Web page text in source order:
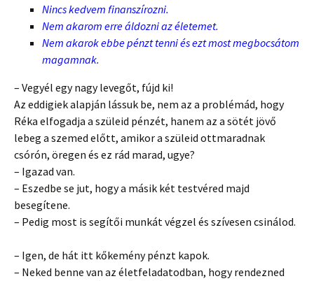
Nincs kedvem finanszírozni.
Nem akarom erre áldozni az életemet.
Nem akarok ebbe pénzt tenni és ezt most megbocsátom
magamnak.
– Vegyél egy nagy levegőt, fújd ki!
Az eddigiek alapján lássuk be, nem az a problémád, hogy
Réka elfogadja a szüleid pénzét, hanem az a sötét jövő
lebeg a szemed előtt, amikor a szüleid ottmaradnak
csórón, öregen és ez rád marad, ugye?
– Igazad van.
– Eszedbe se jut, hogy a másik két testvéred majd
besegítene.
– Pedig most is segítői munkát végzel és szívesen csinálod.
– Igen, de hát itt kőkemény pénzt kapok.
– Neked benne van az életfeladatodban, hogy rendezned